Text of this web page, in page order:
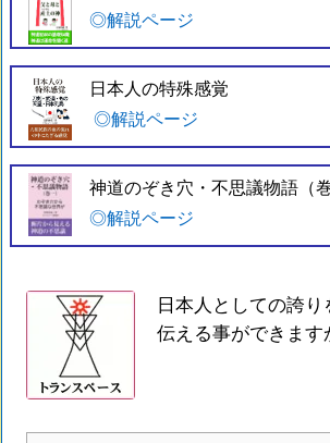
◎解説ページ
日本人の特殊感覚
◎解説ページ
神道のぞき穴・不思議物語（巻
◎解説ページ
日本人としての誇り
伝える事ができます